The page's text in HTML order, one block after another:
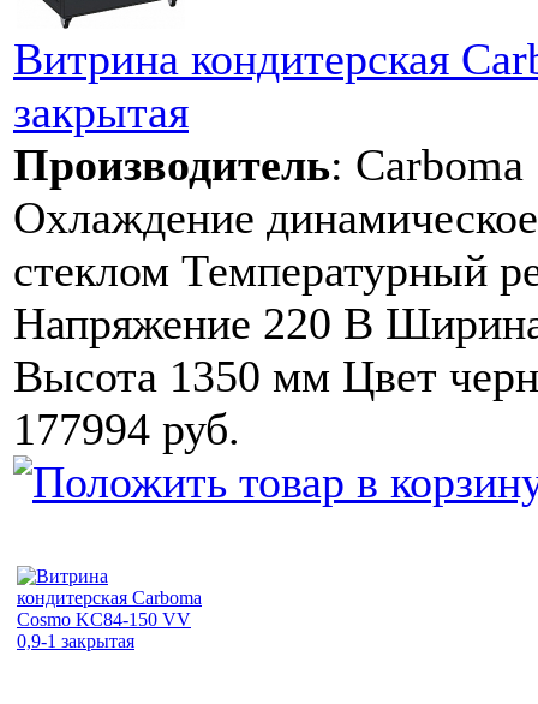
Витрина кондитерская
закрытая
Производитель: Carboma
Охлаждение
стеклом Температурный
Напряжение 220 В
Высота 1350 мм Цвет
177994 руб.